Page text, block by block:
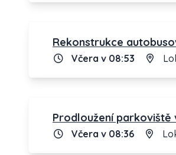
Rekonstrukce
Včera v 08:53
Prodloužení parkoviště
Včera v 08:36